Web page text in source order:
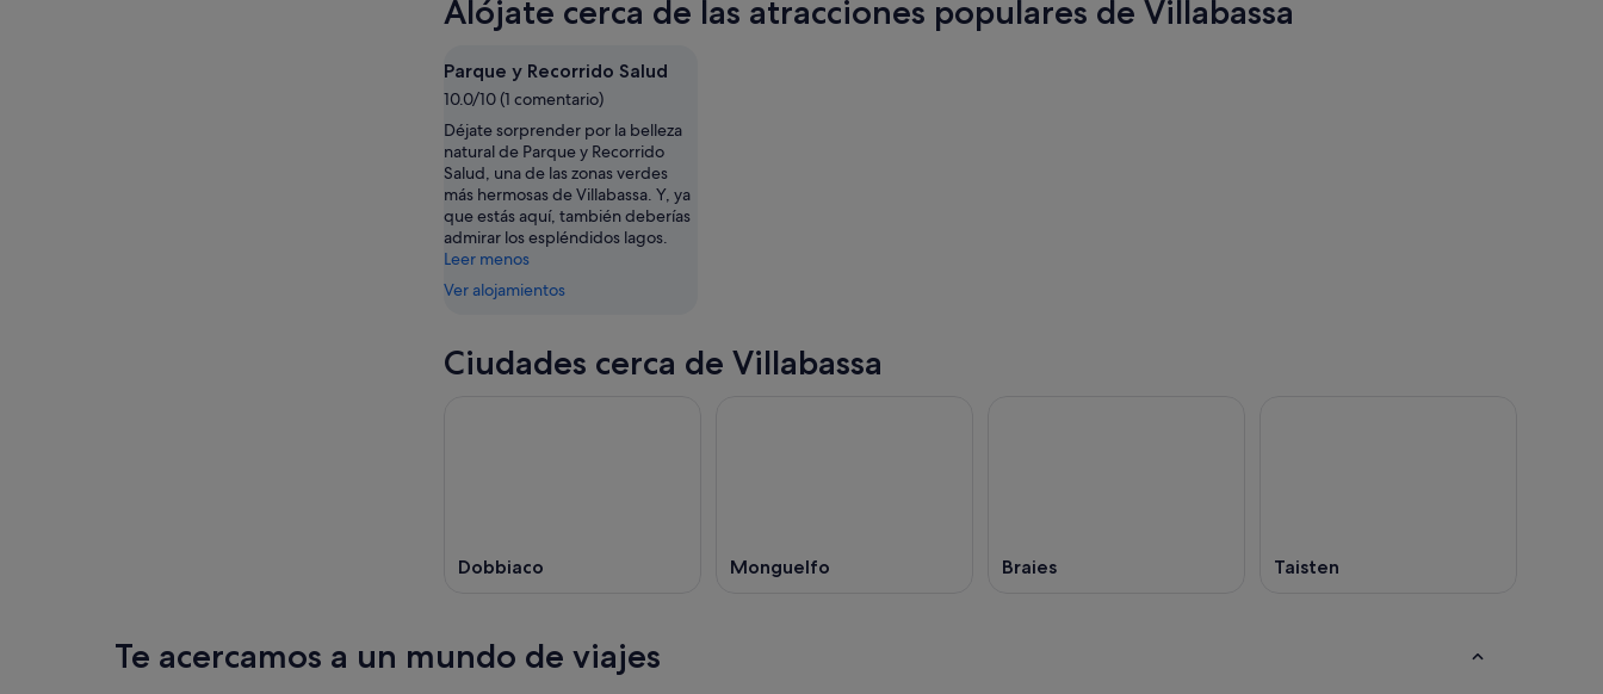
ago
7
ago
por
noche,
7
ago
-
8
ago
para
fin
de
semana,
7
ago
-
9
ago
en
para
el
próximo
fin
de
semana,
14
ago
-
16
Alójate cerca de las atracciones populares de Villabassa
Parque y Recorrido Salud
10.0/10 (1 comentario)
Déjate sorprender por la belleza
natural de Parque y Recorrido
Salud, una de las zonas verdes
más hermosas de Villabassa. Y, ya
que estás aquí, también deberías
admirar los espléndidos lagos.
Leer menos
Ver alojamientos
Ciudades cerca de Villabassa
Dobbiaco Monguelfo Braies Taisten
Te acercamos a un mundo de viajes